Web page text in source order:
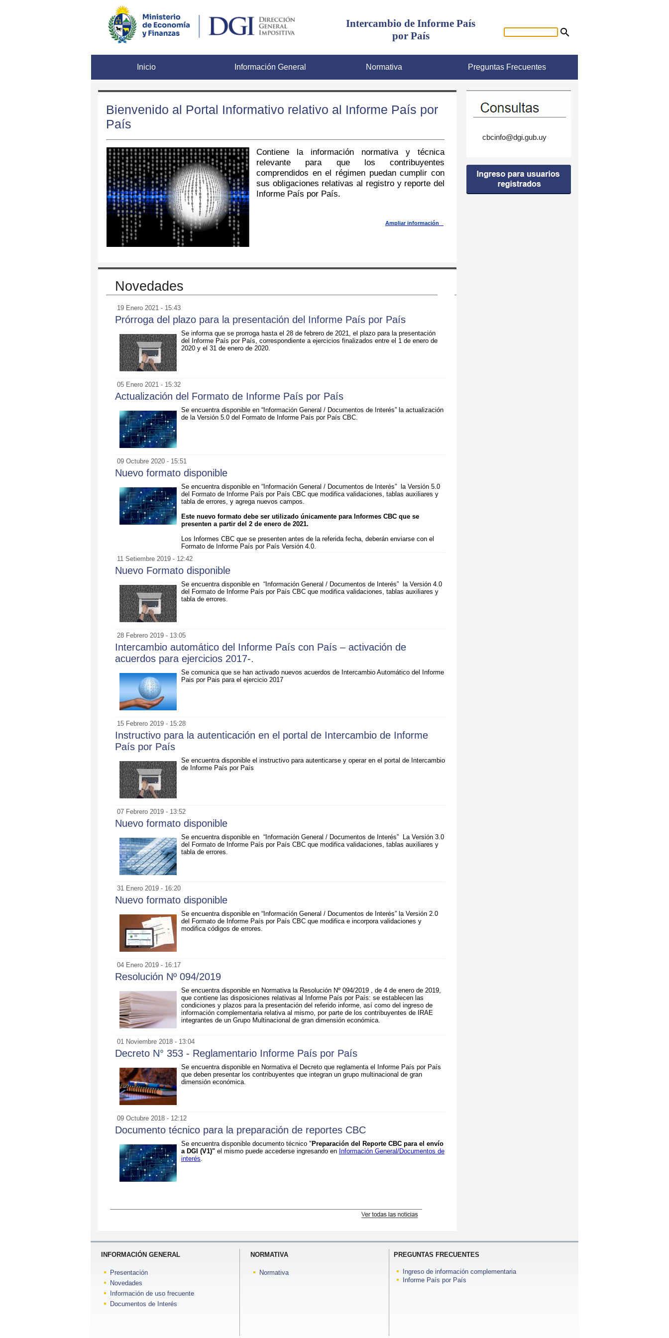
Intercambio de Informe País
por País
Inicio Información General Normativa Preguntas Frecuentes
Bienvenido al Portal Informativo relativo al Informe País por
País
Contiene la información normativa y técnica
relevante para que los contribuyentes
comprendidos en el régimen puedan cumplir con
sus obligaciones relativas al registro y reporte del
Informe País por País.
Ampliar información
Novedades
19 Enero 2021 - 15:43
Prórroga del plazo para la presentación del Informe País por País
Se informa que se prorroga hasta el 28 de febrero de 2021, el plazo para la presentación
del Informe País por País, correspondiente a ejercicios finalizados entre el 1 de enero de
2020 y el 31 de enero de 2020.
05 Enero 2021 - 15:32
Actualización del Formato de Informe País por País
Se encuentra disponible en “Información General / Documentos de Interés” la actualización
de la Versión 5.0 del Formato de Informe País por País CBC.
09 Octubre 2020 - 15:51
Nuevo formato disponible
Se encuentra disponible en “Información General / Documentos de Interés” la Versión 5.0
del Formato de Informe País por País CBC que modifica validaciones, tablas auxiliares y
tabla de errores, y agrega nuevos campos.
Este nuevo formato debe ser utilizado únicamente para Informes CBC que se
presenten a partir del 2 de enero de 2021.
Los Informes CBC que se presenten antes de la referida fecha, deberán enviarse con el
Formato de Informe País por País Versión 4.0.
11 Setiembre 2019 - 12:42
Nuevo Formato disponible
Se encuentra disponible en “Información General / Documentos de Interés” la Versión 4.0
del Formato de Informe País por País CBC que modifica validaciones, tablas auxiliares y
tabla de errores.
28 Febrero 2019 - 13:05
Intercambio automático del Informe País con País – activación de
acuerdos para ejercicios 2017-.
Se comunica que se han activado nuevos acuerdos de Intercambio Automático del Informe
Pais por Pais para el ejercicio 2017
15 Febrero 2019 - 15:28
Instructivo para la autenticación en el portal de Intercambio de Informe
País por País
Se encuentra disponible el instructivo para autenticarse y operar en el portal de Intercambio
de Informe País por País
07 Febrero 2019 - 13:52
Nuevo formato disponible
Se encuentra disponible en “Información General / Documentos de Interés” La Versión 3.0
del Formato de Informe País por País CBC que modifica validaciones, tablas auxiliares y
tabla de errores.
31 Enero 2019 - 16:20
Nuevo formato disponible
Se encuentra disponible en “Información General / Documentos de Interés” la Versión 2.0
del Formato de Informe País por País CBC que modifica e incorpora validaciones y
modifica códigos de errores.
04 Enero 2019 - 16:17
Resolución Nº 094/2019
Se encuentra disponible en Normativa la Resolución Nº 094/2019 , de 4 de enero de 2019,
que contiene las disposiciones relativas al Informe País por País: se establecen las
condiciones y plazos para la presentación del referido informe, así como del ingreso de
información complementaria relativa al mismo, por parte de los contribuyentes de IRAE
integrantes de un Grupo Multinacional de gran dimensión económica.
01 Noviembre 2018 - 13:04
Decreto N° 353 - Reglamentario Informe País por País
Se encuentra disponible en Normativa el Decreto que reglamenta el Informe País por País
que deben presentar los contribuyentes que integran un grupo multinacional de gran
dimensión económica.
09 Octubre 2018 - 12:12
Documento técnico para la preparación de reportes CBC
Se encuentra disponible documento técnico " Preparación del Reporte CBC para el envío
a DGI (V1)" el mismo puede accederse ingresando en Información General/Documentos de
interés.
cbcinfo@dgi.gub.uy
INFORMACIÓN GENERAL
Presentación
Novedades
Información de uso frecuente
Documentos de Interés
NORMATIVA
Normativa
PREGUNTAS FRECUENTES
Ingreso de información complementaria
Informe País por País